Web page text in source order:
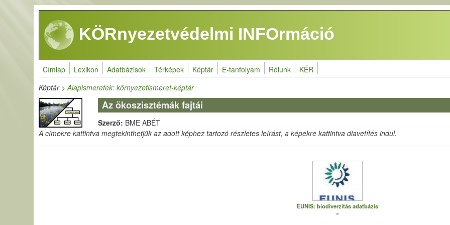
Ugrás a tartalomra
KÖRnyezetvédelmi INFOrmáció
Címlap Lexikon Adatbázisok Térképek Képtár E-tanfolyam Rólunk KÉR
Képtár>Alapismeretek: környezetismeret-képtár
Az ökoszisztémák fajtái
Szerző: BME ABÉT
A címekre kattintva megtekinthetjük az adott képhez tartozó részletes leírást, a képekre kattintva diavetítés indul.
EUNIS: biodiverzitás adatbázis